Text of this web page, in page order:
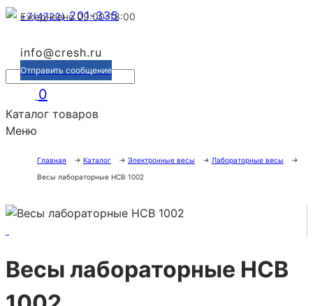
+7(4722)201-335
Ежедневно 09:00-18:00
info@cresh.ru
Отправить сообщение
0
Каталог товаров
Меню
Главная → Каталог → Электронные весы → Лабораторные весы
→
Весы лабораторные HCB 1002
Весы лабораторные HCB